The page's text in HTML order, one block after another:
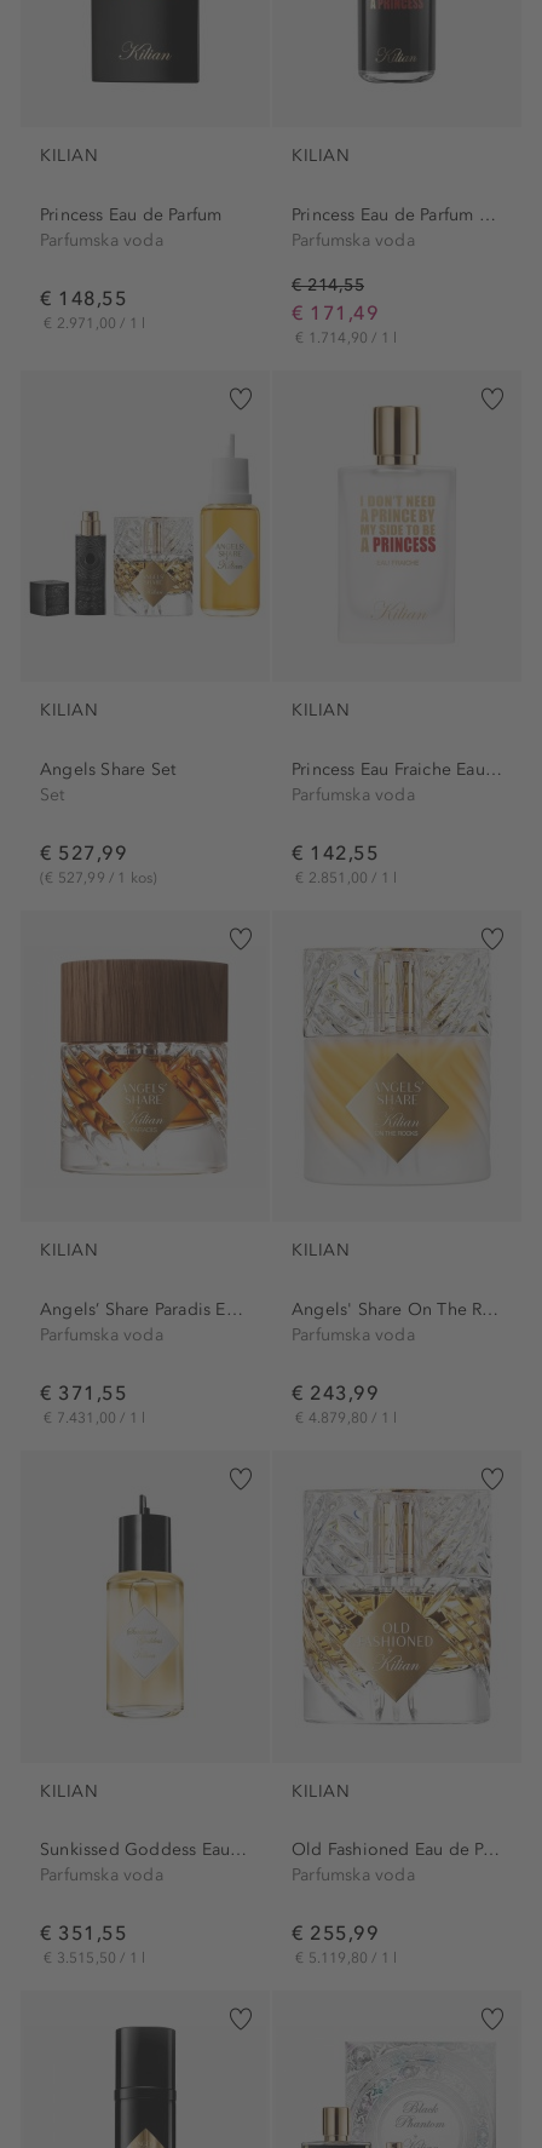
KILIAN
Princess Eau de Parfum
Parfumska voda
€ 148,55
€ 2.971,00 / 1 l
KILIAN
Princess Eau de Parfum Refill
Parfumska voda
€ 214,55
€ 171,49
€ 1.714,90 / 1 l
KILIAN
Angels Share Set
Set
€ 527,99
(€ 527,99 / 1 kos)
KILIAN
Princess Eau Fraiche Eau de...
Parfumska voda
€ 142,55
€ 2.851,00 / 1 l
KILIAN
Angels’ Share Paradis Eau...
Parfumska voda
€ 371,55
€ 7.431,00 / 1 l
KILIAN
Angels' Share On The Rocks...
Parfumska voda
€ 243,99
€ 4.879,80 / 1 l
KILIAN
Sunkissed Goddess Eau de...
Parfumska voda
€ 351,55
€ 3.515,50 / 1 l
KILIAN
Old Fashioned Eau de Parfum
Parfumska voda
€ 255,99
€ 5.119,80 / 1 l